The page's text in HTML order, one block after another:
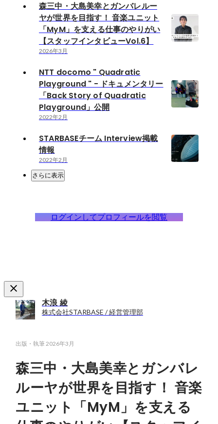
森三中・大島美幸とガンバレルー
ヤが世界を目指す！ 音楽ユニット
「MyM」を支える仕事のやりがい
【スタッフインタビューVol.6】
2026年3月
NTT docomo " Quadratic
Playground " - ドキュメンタリー
「Back Story of Quadratic
Playground」公開
2022年2月
STARBASEチーム Interview掲載
情報
2022年2月
さらに表示
ログインしてプロフィールを閲覧
木浪 綾
株式会社STARBASE / 経営管理部
出版・執筆2026年3月
森三中・大島美幸とガンバレ
ルーヤが世界を目指す！ 音楽
ユニット「MyM」を支える